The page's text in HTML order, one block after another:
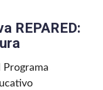
REPARED:
Programa